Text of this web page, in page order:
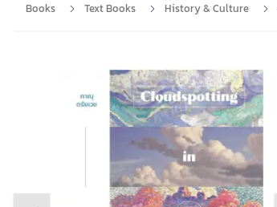
Books Text Books History & Culture